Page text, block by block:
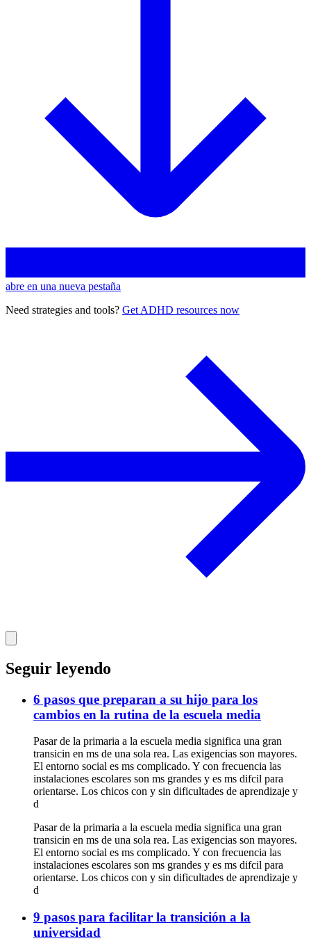
abre en una nueva pestaña
Need strategies and tools? Get ADHD resources now
Seguir leyendo
6 pasos que preparan a su hijo para los
cambios en la rutina de la escuela media
Pasar de la primaria a la escuela media significa una gran
transicin en ms de una sola rea. Las exigencias son mayores.
El entorno social es ms complicado. Y con frecuencia las
instalaciones escolares son ms grandes y es ms difcil para
orientarse. Los chicos con y sin dificultades de aprendizaje y
d
Pasar de la primaria a la escuela media significa una gran
transicin en ms de una sola rea. Las exigencias son mayores.
El entorno social es ms complicado. Y con frecuencia las
instalaciones escolares son ms grandes y es ms difcil para
orientarse. Los chicos con y sin dificultades de aprendizaje y
d
9 pasos para facilitar la transición a la
universidad